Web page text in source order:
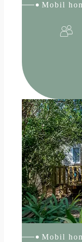
Mobil
Mobil
Lire la suite:
+